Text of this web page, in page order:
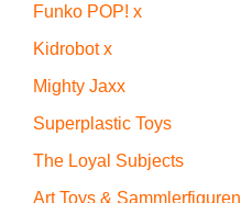
Funko POP! x
Kidrobot x
Mighty Jaxx
Superplastic Toys
The Loyal Subjects
Art Toys & Sammlerfiguren